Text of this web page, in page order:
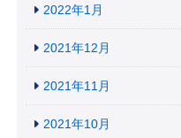
2022年1月
2021年12月
2021年11月
2021年10月